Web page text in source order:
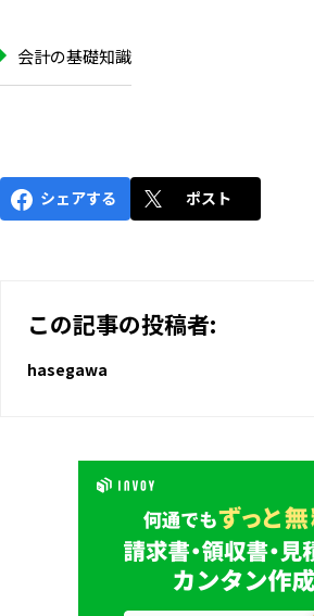
会計の基礎知識
シェアする ポスト
この記事の投稿者:
hasegawa
いますぐ無料登録